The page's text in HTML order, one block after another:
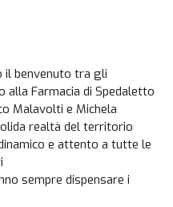
il benvenuto tra gli
alla Farmacia di Spedaletto
Malavolti e Michela
realtà del territorio
e attento a tutte le
sempre dispensare i